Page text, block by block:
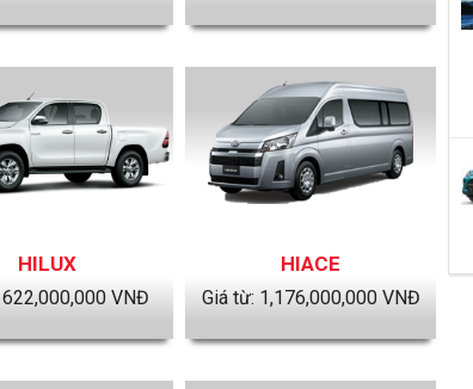
HILUX
622,000,000VNĐ
HIACE
Giá từ: 1,176,000,000VNĐ